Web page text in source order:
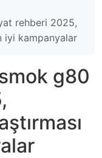
rehberi 2025,
iyi kampanyalar
g80